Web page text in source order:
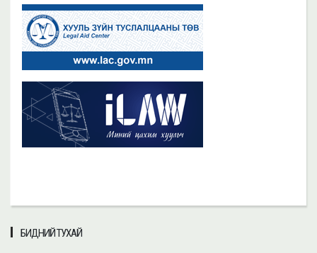
БИДНИЙ ТУХАЙ